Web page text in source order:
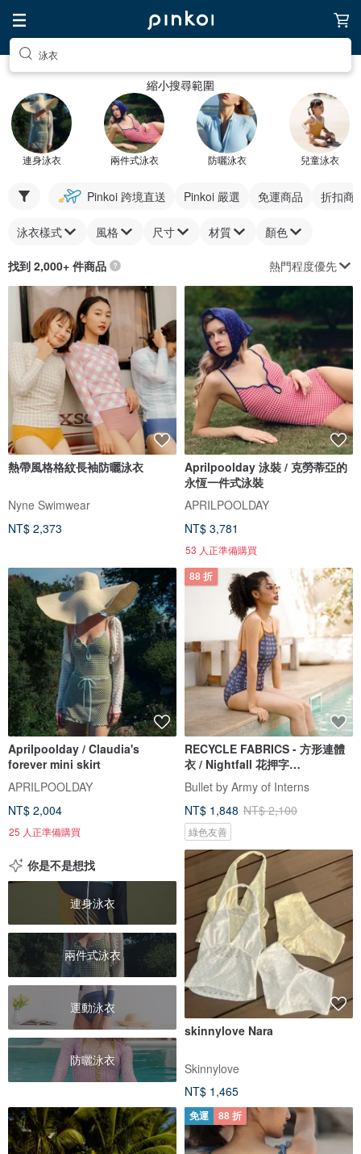
泳衣
縮小搜尋範圍
連身泳衣 兩件式泳衣 防曬泳衣 兒童泳衣
Pinkoi 跨境直送 Pinkoi 嚴選 免運商品 折扣商
泳衣樣式 風格 尺寸 材質 顏色
找到 2,000+ 件商品 熱門程度優先
熱帶風格格紋長袖防曬泳衣
Nyne Swimwear
NT$ 2,373
Aprilpoolday 泳裝 / 克勞蒂亞的
永恆一件式泳裝
APRILPOOLDAY
NT$ 3,781
53 人正準備購買
Aprilpoolday / Claudia's
forever mini skirt
APRILPOOLDAY
NT$ 2,004
25 人正準備購買
88 折
RECYCLE FABRICS - 方形連體
衣 / Nightfall 花押字
BLT064NIGH
Bullet by Army of Interns
NT$ 1,848 NT$ 2,100
綠色友善
你是不是想找
連身泳衣
兩件式泳衣
運動泳衣
防曬泳衣
skinnylove Nara
Skinnylove
NT$ 1,465
免運 88 折